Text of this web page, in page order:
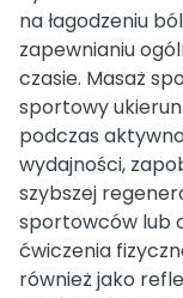
na łagodzeniu
zapewnianiu
czasie. Masaż
sportowy
podczas
wydajności,
szybszej
sportowców lub
ćwiczenia
również jako